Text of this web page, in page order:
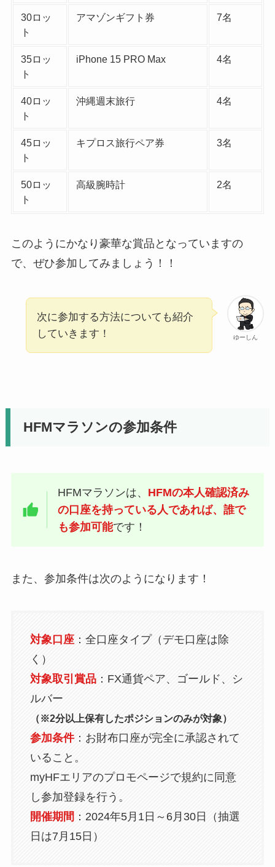
30ロッ
ト
アマゾンギフト券 7名
35ロッ
ト
iPhone 15 PRO Max 4名
40ロッ
ト
沖縄週末旅行 4名
45ロッ
ト
キプロス旅行ペア券 3名
50ロッ
ト
高級腕時計 2名
このようにかなり豪華な賞品となっていますの
で、ぜひ参加してみましょう！！
ゆーしん
次に参加する方法についても紹介
していきます！
HFMマラソンの参加条件
HFMマラソンは、 HFMの本人確認済み
の口座を持っている人であれば、誰で
も参加可能です！
また、参加条件は次のようになります！
対象口座：全口座タイプ（デモ口座は除
く）
対象取引賞品：FX通貨ペア、ゴールド、シ
ルバー
（※2分以上保有したポジションのみが対象）
参加条件：お財布口座が完全に承認されて
いること。
myHFエリアのプロモページで規約に同意
し参加登録を行う。
開催期間 ：2024年5月1日～6月30日（抽選
日は7月15日）